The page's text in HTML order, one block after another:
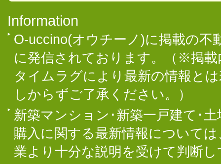
Information
O-uccino(オウチーノ)に掲載の不
に発信されております。（※掲
タイムラグにより最新の情報と
しからずご了承ください。）
新築マンション･新築一戸建て･
購入に関する最新情報について
業より十分な説明を受けて判断